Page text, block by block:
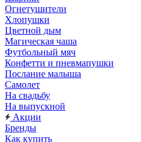
Огнетушители
Хлопушки
Цветной дым
Магическая чаша
Футбольный мяч
Конфетти и пневмапушки
Послание малыша
Самолет
На свадьбу
На выпускной
Акции
Бренды
Как купить